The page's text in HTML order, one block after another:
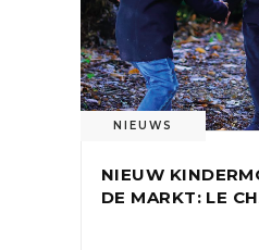
NIEUWS
NIEUW
DE MARKT: LE